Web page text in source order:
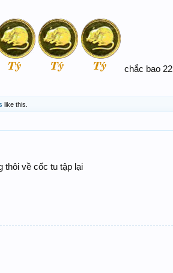
chắc bao
like this.
thôi về cốc tu tập lại